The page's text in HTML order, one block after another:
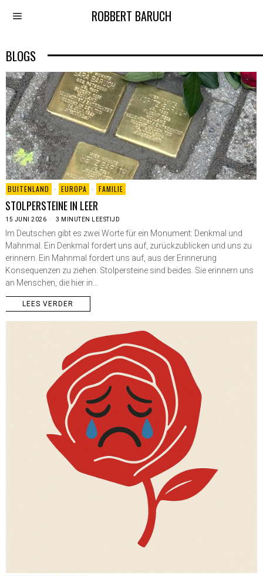
ROBBERT BARUCH
BLOGS
BUITENLAND · EUROPA · FAMILIE
STOLPERSTEINE IN LEER
15 JUNI 2026 3 MINUTEN LEESTIJD
Im Deutschen gibt es zwei Worte für ein Monument: Denkmal und
Mahnmal. Ein Denkmal fordert uns auf, zurückzublicken und uns zu
erinnern. Ein Mahnmal fordert uns auf, aus der Erinnerung
Konsequenzen zu ziehen. Stolpersteine sind beides. Sie erinnern uns
an Menschen, die hier in…
LEES VERDER